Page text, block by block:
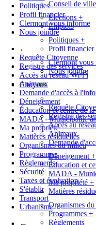
Politiques
Profil financier
Clermont vous informe
Nous joindre
←
Requête Citoyenne
Registre des services
Accès au réseau Wi-Fi
Animaux
Demande d'accès à
Déneigement
Éducation et centre de
MADA - Municipalité
Ma propriété
Matières résiduelles
Organismes du milieu
Programmes
Règlements
Sécurité
Taxes et évaluation
S'établir
Transport
Urbanisme
←
Conseil de ville
Élections +
Emplois
Politiques +
Profil financier
Clermont vous
Nous joindre
Citoyens
Requête
Registre des
Accès au
Animaux
Demande
Déneigement +
Éducation et
MADA -
Ma propriété +
Matières
Organismes
Programmes +
Règlements